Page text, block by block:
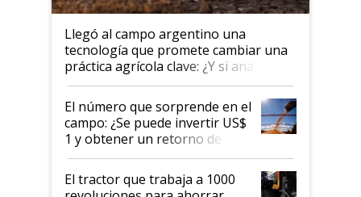
Llegó al campo argentino una
tecnología que promete cambiar una
práctica agrícola clave: ¿Y si analizar
el suelo fuera tan simple como
apretar un botón?
El número que sorprende en el
campo: ¿Se puede invertir US$
1 y obtener un retorno de
hasta US$ 10 en agricultura?
El tractor que trabaja a 1000